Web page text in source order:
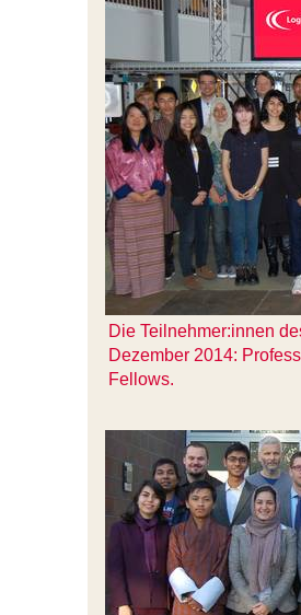
Die Teilnehmer:innen
Dezember 2014:
Fellows.